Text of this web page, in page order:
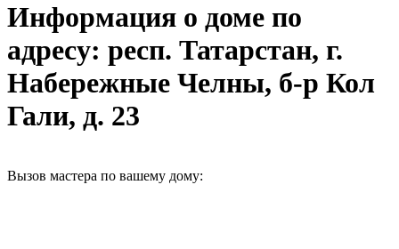
Информация о доме по
адресу: респ. Татарстан, г.
Набережные Челны, б-р Кол
Гали, д. 23
Вызов мастера по вашему дому: